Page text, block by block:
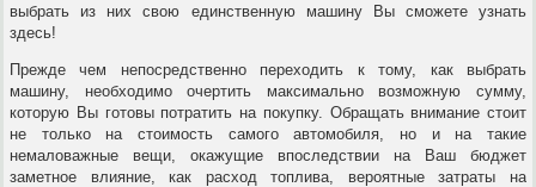
выбрать из них свою единственную машину Вы сможете узнать
здесь!
Прежде чем непосредственно переходить к тому, как выбрать
машину, необходимо очертить максимально возможную сумму,
которую Вы готовы потратить на покупку. Обращать внимание стоит
не только на стоимость самого автомобиля, но и на такие
немаловажные вещи, окажущие впоследствии на Ваш бюджет
заметное влияние, как расход топлива, вероятные затраты на